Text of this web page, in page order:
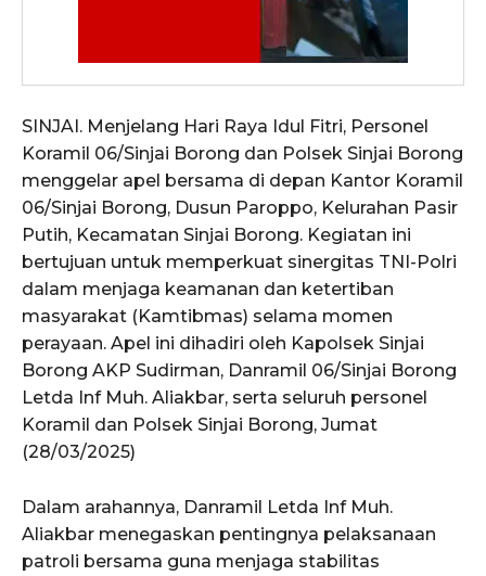
SINJAI. Menjelang Hari Raya Idul Fitri, Personel
Koramil 06/Sinjai Borong dan Polsek Sinjai Borong
menggelar apel bersama di depan Kantor Koramil
06/Sinjai Borong, Dusun Paroppo, Kelurahan Pasir
Putih, Kecamatan Sinjai Borong. Kegiatan ini
bertujuan untuk memperkuat sinergitas TNI-Polri
dalam menjaga keamanan dan ketertiban
masyarakat (Kamtibmas) selama momen
perayaan. Apel ini dihadiri oleh Kapolsek Sinjai
Borong AKP Sudirman, Danramil 06/Sinjai Borong
Letda Inf Muh. Aliakbar, serta seluruh personel
Koramil dan Polsek Sinjai Borong, Jumat
(28/03/2025)
Dalam arahannya, Danramil Letda Inf Muh.
Aliakbar menegaskan pentingnya pelaksanaan
patroli bersama guna menjaga stabilitas